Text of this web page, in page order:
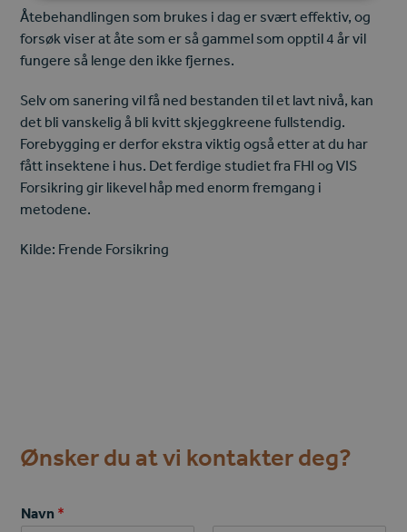
Åtebehandlingen som brukes i dag er svært effektiv, og
forsøk viser at åte som er så gammel som opptil 4 år vil
fungere så lenge den ikke fjernes.
Selv om sanering vil få ned bestanden til et lavt nivå, kan
det bli vanskelig å bli kvitt skjeggkreene fullstendig.
Forebygging er derfor ekstra viktig også etter at du har
fått insektene i hus. Det ferdige studiet fra FHI og VIS
Forsikring gir likevel håp med enorm fremgang i
metodene.
Kilde: Frende Forsikring
Ønsker du at vi kontakter deg?
Navn *